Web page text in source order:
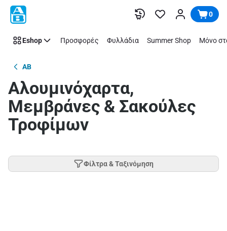
Παράλειψη 0
Eshop Προσφορές Φυλλάδια Summer Shop Μόνο
AB
Αλουμινόχαρτα,
Μεμβράνες & Σακούλες
Τροφίμων
Φίλτρα & Ταξινόμηση